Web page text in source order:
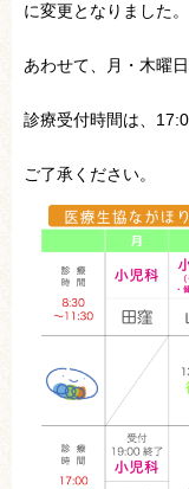
に変更となりました。
あわせて、月・木曜
診療受付時間は、
ご了承ください。